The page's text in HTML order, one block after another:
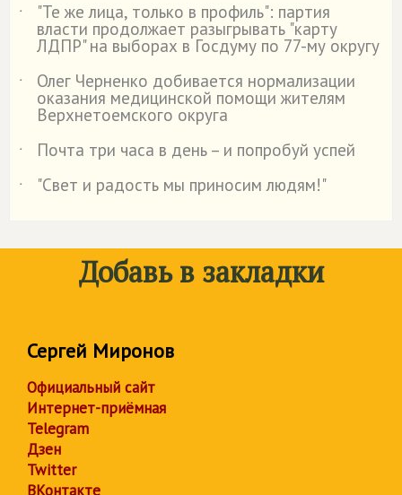
˙
"Те же лица, только в профиль": партия
власти продолжает разыгрывать "карту
ЛДПР" на выборах в Госдуму по 77-му округу
˙
Олег Черненко добивается нормализации
оказания медицинской помощи жителям
Верхнетоемского округа
˙
Почта три часа в день – и попробуй успей
˙
"Свет и радость мы приносим людям!"
Добавь в закладки
Сергей Миронов
Официальный сайт
Интернет-приёмная
Telegram
Дзен
Twitter
ВКонтакте